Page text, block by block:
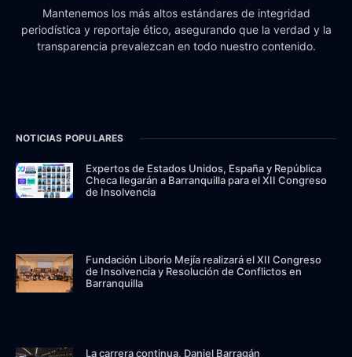
Mantenemos los más altos estándares de integridad
periodística y reportaje ético, asegurando que la verdad y la
transparencia prevalezcan en todo nuestro contenido.
NOTICIAS POPULARES
Expertos de Estados Unidos, España y República
Checa llegarán a Barranquilla para el XII Congreso
de Insolvencia
Fundación Liborio Mejía realizará el XII Congreso
de Insolvencia y Resolución de Conflictos en
Barranquilla
La carrera continua, Daniel Barragán